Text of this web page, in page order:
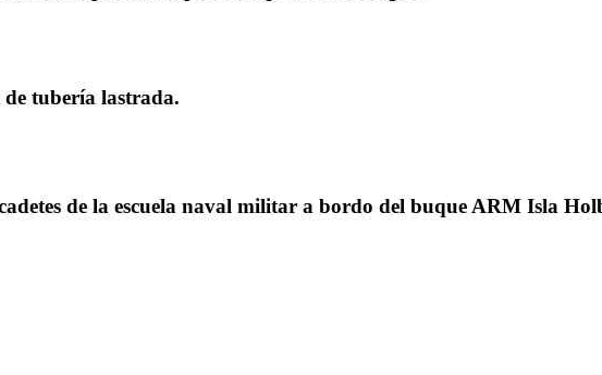
tubería lastrada.
de la escuela naval militar a bordo del buque ARM Isla